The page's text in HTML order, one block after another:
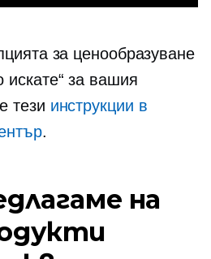
за ценообразуване
искате“ за вашия
тези инструкции в
.
на